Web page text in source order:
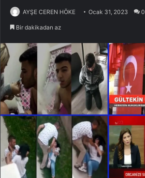
AYŞE CEREN HÖKE Ocak 31, 2023 0
Bir dakikadan az